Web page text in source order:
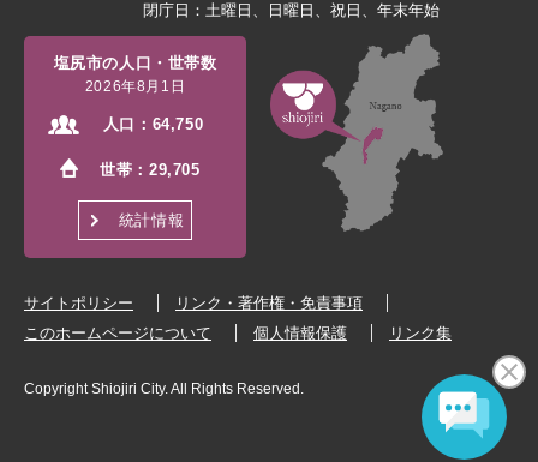
閉庁日：土曜日、日曜日、祝日、年末年始
塩尻市の人口・世帯数
2026年8月1日
人口： 64,750
世帯：29,705
統計情報
サイトポリシー
リンク・著作権・免責事項
このホームページについて
個人情報保護 リンク集
Copyright Shiojiri City. All Rights Reserved.